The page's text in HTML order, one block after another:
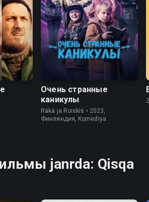
5.9 5.5
Очень странные
каникулы
Räkä ja Roiskis • 2023,
Финляндия, Komediya
janrda: Qisqa